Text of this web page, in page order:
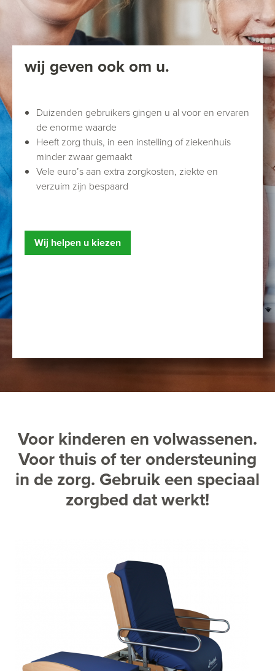
wij geven ook om u.
Duizenden gebruikers gingen u al voor en ervaren
de enorme waarde
Heeft zorg thuis, in een instelling of ziekenhuis
minder zwaar gemaakt
Vele euro’s aan extra zorgkosten, ziekte en
verzuim zijn bespaard
Wij helpen u kiezen
Voor kinderen en volwassenen.
Voor thuis of ter ondersteuning
in de zorg. Gebruik een speciaal
zorgbed dat werkt!